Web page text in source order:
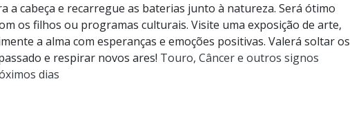
a cabeça e recarregue as baterias junto à natureza. Será ótimo
os filhos ou programas culturais. Visite uma exposição de arte,
a alma com esperanças e emoções positivas. Valerá soltar os
e respirar novos ares! Touro, Câncer e outros signos
dias